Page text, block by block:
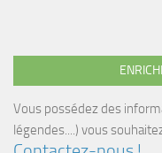
Vous possédez des
légendes....) vous